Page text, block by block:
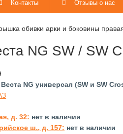
Контакты Отзывы о нас
обивки арки и боковины
NG SW / SW
NG универсал (SW и SW
д. 32: нет в наличии
ш., д. 157: нет в наличии